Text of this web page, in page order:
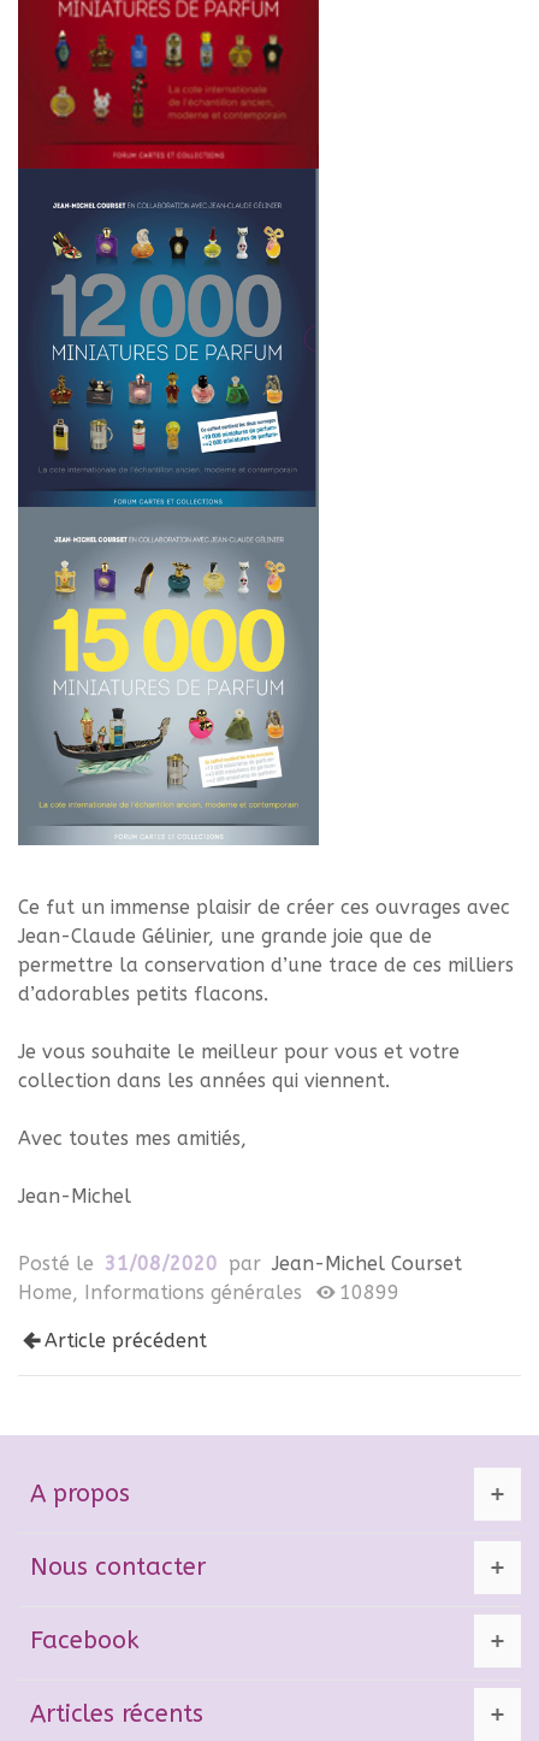
Ce fut un immense plaisir de créer ces ouvrages avec
Jean-Claude Gélinier, une grande joie que de
permettre la conservation d’une trace de ces milliers
d’adorables petits flacons.
Je vous souhaite le meilleur pour vous et votre
collection dans les années qui viennent.
Avec toutes mes amitiés,
Jean-Michel
Posté le 31/08/2020 par Jean-Michel Courset
Home, Informations générales 10899
Article précédent
A propos
Nous contacter
Facebook
Articles récents